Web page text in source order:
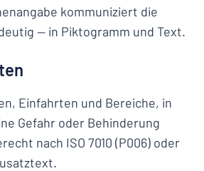
kommuniziert die
— in Piktogramm und Text.
Einfahrten und Bereiche, in
Gefahr oder Behinderung
nach ISO 7010 (P006) oder